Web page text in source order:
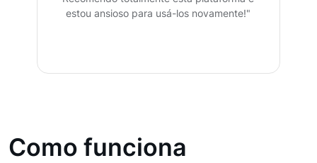
estou ansioso para usá-los novamente!"
Como funciona